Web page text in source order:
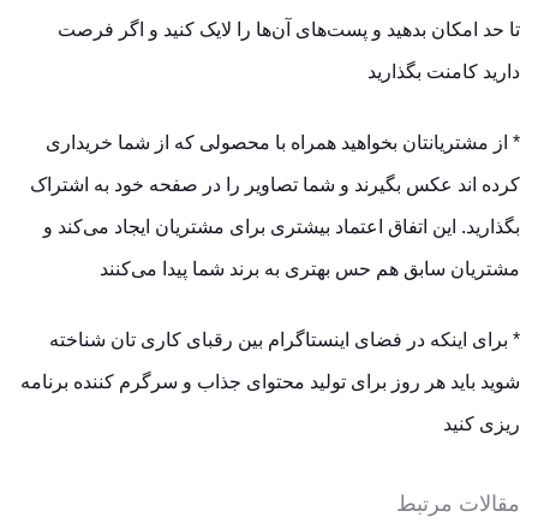
تا حد امکان بدهید و پست‌های آن‌ها را لایک کنید و اگر فرصت
دارید کامنت بگذارید
* از مشتریانتان بخواهید همراه با محصولی که از شما خریداری
کرده اند عکس بگیرند و شما تصاویر را در صفحه خود به اشتراک
بگذارید. این اتفاق اعتماد بیشتری برای مشتریان ایجاد می‌کند و
مشتریان سابق هم حس بهتری به برند شما پیدا می‌کنند
* برای اینکه در فضای اینستاگرام بین رقبای کاری تان شناخته
شوید باید هر روز برای تولید محتوای جذاب و سرگرم کننده برنامه
ریزی کنید
مقالات مرتبط